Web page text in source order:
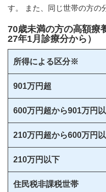
す。 また、同じ世帯の方の
70歳未満の方の高額
27年1月診療分から）
所得による区分※
901万円超
600万円超から901万円
210万円超から600万円
210万円以下
住民税非課税世帯